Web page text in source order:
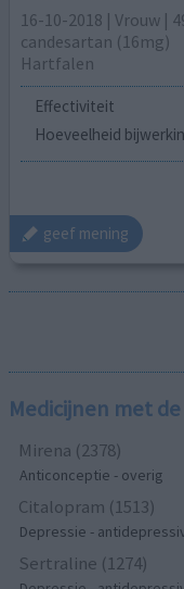
16-10-2018 | Vrouw |
candesartan (16mg)
Hartfalen
Effectiviteit
Hoeveelheid
geef mening
Medicijnen met
Mirena (2378)
Anticonceptie - overig
Citalopram (1513)
Depressie -
Sertraline (1274)